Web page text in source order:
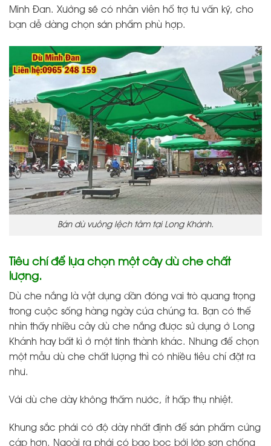
Minh Đan. Xưởng sẽ có nhân viên hổ trợ tư vấn kỹ, cho
bạn dễ dàng chọn sản phẩm phù hợp.
Bán dù vuông lệch tâm tại Long Khánh.
Tiêu chí để lựa chọn một cây dù che chất
lượng.
Dù che nắng là vật dụng dần đóng vai trò quang trọng
trong cuộc sống hàng ngày của chúng ta. Bạn có thể
nhìn thấy nhiều cây dù che nắng được sử dụng ở Long
Khánh hay bất kì ở một tỉnh thành khác. Nhưng để chọn
một mẫu dù che chất lượng thì có nhiều tiêu chí đặt ra
như.
Vải dù che dày không thấm nước, ít hấp thụ nhiệt.
Khung sắc phải có độ dày nhất định để sản phẩm cứng
cáp hơn. Ngoài ra phải có bao bọc bởi lớp sơn chống